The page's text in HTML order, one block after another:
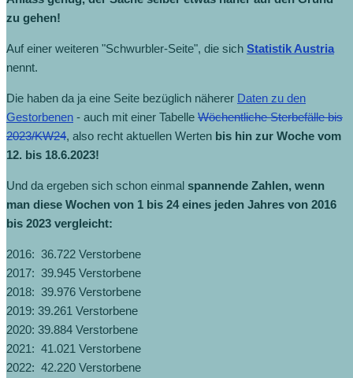
zu gehen!
Auf einer weiteren "Schwurbler-Seite", die sich Statistik Austria
nennt.
Die haben da ja eine Seite bezüglich näherer Daten zu den
Gestorbenen - auch mit einer Tabelle Wöchentliche Sterbefälle bis
2023/KW24, also recht aktuellen Werten bis hin zur Woche vom
12. bis 18.6.2023!
Und da ergeben sich schon einmal spannende Zahlen, wenn
man diese Wochen von 1 bis 24 eines jeden Jahres von 2016
bis 2023 vergleicht:
2016: 36.722 Verstorbene
2017: 39.945 Verstorbene
2018: 39.976 Verstorbene
2019: 39.261 Verstorbene
2020: 39.884 Verstorbene
2021: 41.021 Verstorbene
2022: 42.220 Verstorbene